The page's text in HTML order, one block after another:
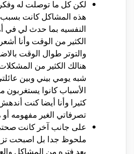
لكن كل ما توصلت له
هذه المشاكل كانت بسبب
النفسيه بما حدث لي في
الكثير من الوقت وأنا
والتوتر طوال الوقت
هنالك الكثير من
شبه يومي بيني وبين
الأسباب كانوا يستغربون
كثيرا وأنا أيضا كنت
تصرفاتي الغير مفهومه أو
على جانب آخر كانت
ملحوظ جدا بل اصبحت
بعد فتره من المشاكل